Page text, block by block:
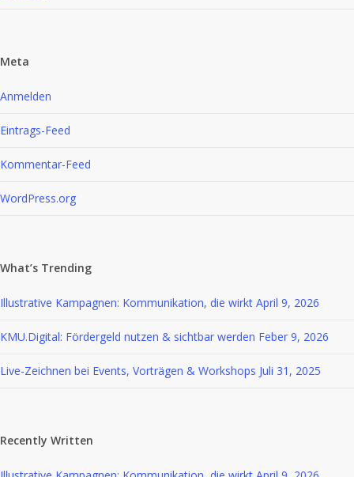
Meta
Anmelden
Eintrags-Feed
Kommentar-Feed
WordPress.org
What’s Trending
Illustrative Kampagnen: Kommunikation, die wirkt April 9, 2026
KMU.Digital: Fördergeld nutzen & sichtbar werden Feber 9, 2026
Live-Zeichnen bei Events, Vorträgen & Workshops Juli 31, 2025
Recently Written